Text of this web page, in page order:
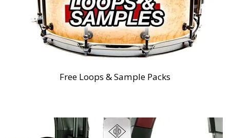
Free Loops & Sample Packs